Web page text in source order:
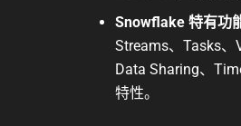
Snowflake 特有功
Streams、Tasks、
Data Sharing、
特性。